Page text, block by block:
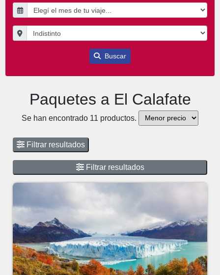
Buscar
Paquetes a El Calafate
Se han encontrado 11 productos.
Filtrar resultados
Filtrar resultados